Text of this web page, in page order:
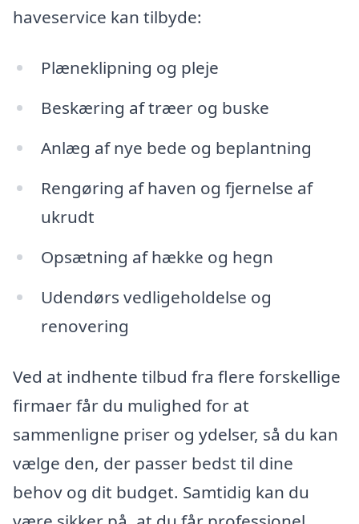
haveservice kan tilbyde:
Plæneklipning og pleje
Beskæring af træer og buske
Anlæg af nye bede og beplantning
Rengøring af haven og fjernelse af
ukrudt
Opsætning af hække og hegn
Udendørs vedligeholdelse og
renovering
Ved at indhente tilbud fra flere forskellige
firmaer får du mulighed for at
sammenligne priser og ydelser, så du kan
vælge den, der passer bedst til dine
behov og dit budget. Samtidig kan du